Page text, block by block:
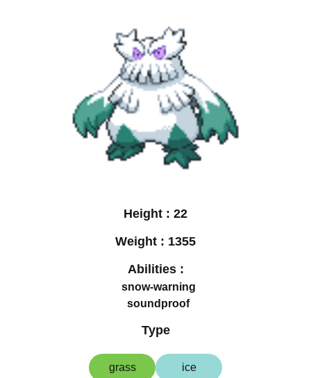
Height : 22
Weight : 1355
Abilities :
snow-warning
soundproof
Type
grass ice